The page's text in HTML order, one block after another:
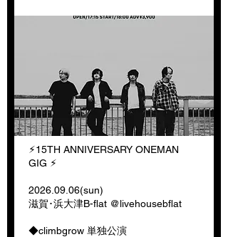
︎⚡︎15TH ANNIVERSARY ONEMAN
GIG ⚡︎
2026.09.06(sun)
滋賀･浜大津B-flat @livehousebflat
◆climbgrow 単独公演